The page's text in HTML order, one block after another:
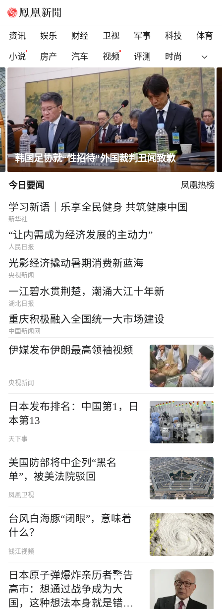
资讯 娱乐 财经 卫视 军事 科技
体育
小说
房产 汽车 视频 评测 时尚
韩国足协就“性招待”外国裁判丑闻致歉
今日要闻 凤凰热榜
学习新语｜乐享全民健身 共筑健康中国
新华社
“让内需成为经济发展的主动力”
人民日报
光影经济撬动暑期消费新蓝海
央视新闻
一江碧水贯荆楚，潮涌大江十年新
湖北日报
重庆积极融入全国统一大市场建设
中国新闻网
伊媒发布伊朗最高领袖视频
央视新闻
日本发布排名：中国第1，日
本第13
天下事
美国防部将中企列“黑名
单”，被美法院驳回
凤凰卫视
台风白海豚“闭眼”，意味着
什么？
钱江视频
日本原子弹爆炸亲历者警告
高市：想通过战争成为大
国，这种想法本身就是错误